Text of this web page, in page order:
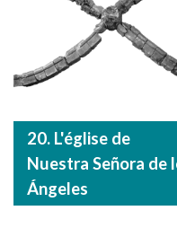
20. L'église de
Nuestra Señora de
Ángeles